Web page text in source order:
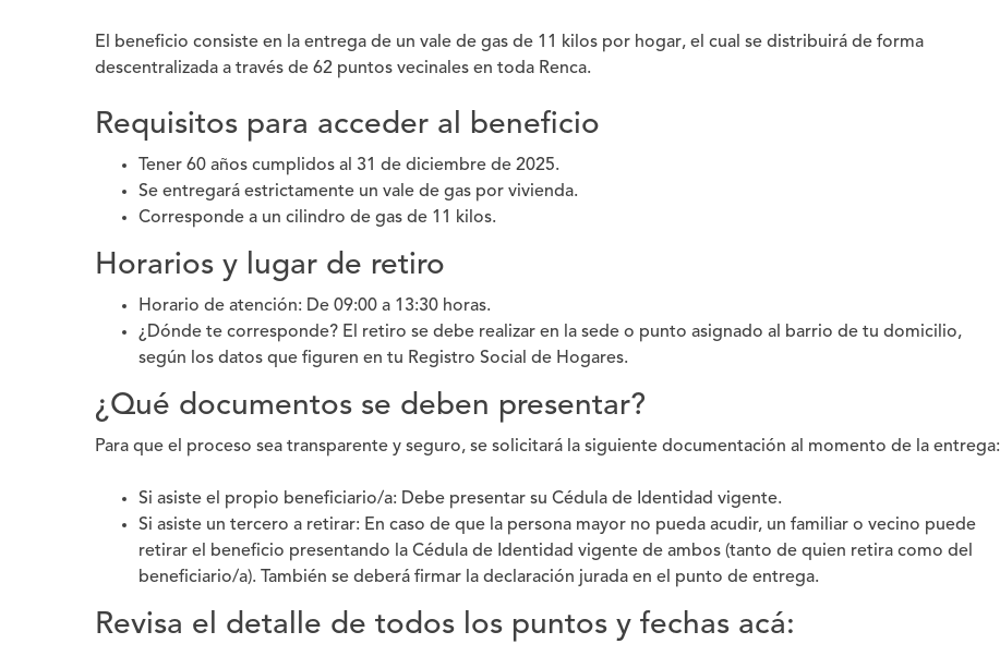
El beneficio consiste en la entrega de un vale de gas de 11 kilos por hogar, el cual se distribuirá de forma
descentralizada a través de 62 puntos vecinales en toda Renca.
Requisitos para acceder al beneficio
Tener 60 años cumplidos al 31 de diciembre de 2025.
Se entregará estrictamente un vale de gas por vivienda.
Corresponde a un cilindro de gas de 11 kilos.
Horarios y lugar de retiro
Horario de atención: De 09:00 a 13:30 horas.
¿Dónde te corresponde? El retiro se debe realizar en la sede o punto asignado al barrio de tu domicilio,
según los datos que figuren en tu Registro Social de Hogares.
¿Qué documentos se deben presentar?
Para que el proceso sea transparente y seguro, se solicitará la siguiente documentación al momento de la entrega:
Si asiste el propio beneficiario/a: Debe presentar su Cédula de Identidad vigente.
Si asiste un tercero a retirar: En caso de que la persona mayor no pueda acudir, un familiar o vecino puede
retirar el beneficio presentando la Cédula de Identidad vigente de ambos (tanto de quien retira como del
beneficiario/a). También se deberá firmar la declaración jurada en el punto de entrega.
Revisa el detalle de todos los puntos y fechas acá: